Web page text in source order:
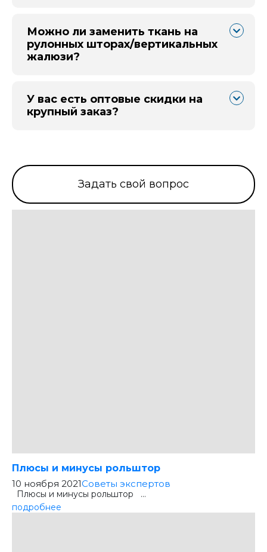
Можно ли заменить ткань на
рулонных шторах/вертикальных
жалюзи?
У вас есть оптовые скидки на
крупный заказ?
Задать свой вопрос
Плюсы и минусы рольштор
10 ноября 2021Советы экспертов
Плюсы и минусы рольштор ...
подробнее